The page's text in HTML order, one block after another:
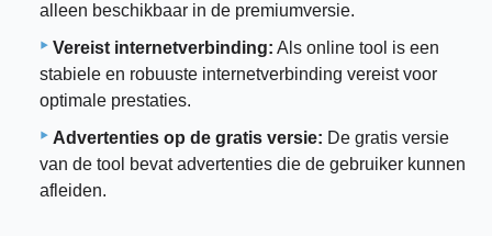
alleen beschikbaar in de premiumversie.
Vereist internetverbinding: Als online tool is een
stabiele en robuuste internetverbinding vereist voor
optimale prestaties.
Advertenties op de gratis versie: De gratis versie
van de tool bevat advertenties die de gebruiker kunnen
afleiden.